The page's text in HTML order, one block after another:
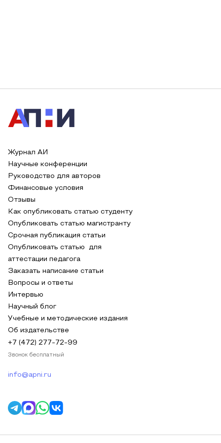
Журнал АИ
Научные конференции
Руководство для авторов
Финансовые условия
Отзывы
Как опубликовать статью студенту
Опубликовать статью магистранту
Срочная публикация статьи
Опубликовать статью для
аттестации педагога
Заказать написание статьи
Вопросы и ответы
Интервью
Научный блог
Учебные и методические издания
Об издательстве
+7 (472) 277-72-99
Звонок бесплатный
info@apni.ru